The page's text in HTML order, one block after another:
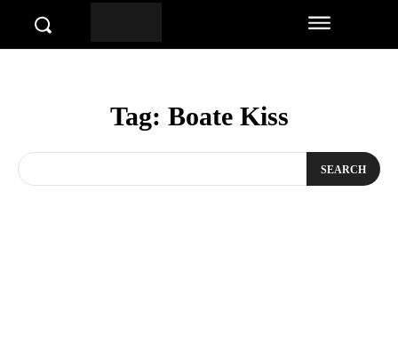
Tag: Boate Kiss
SEARCH